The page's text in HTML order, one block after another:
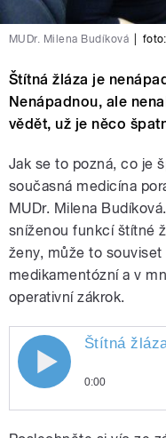
MUDr. Milena Budíková foto:
Štítná žláza je
Nenápadnou, ale
vědět, už je něco
Jak se to pozná, co je
současná medicína
MUDr. Milena
sníženou funkcí štítné
ženy, může to
medikamentózní a v
operativní zákrok.
Štítná
0:00